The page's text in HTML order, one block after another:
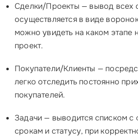
Сделки/Проекты — вывод всех
осуществляется в виде
можно увидеть на каком этапе
проект.
Покупатели/Клиенты —
легко отследить постоянно
покупателей.
Задачи — выводится списком с
срокам и статусу, при